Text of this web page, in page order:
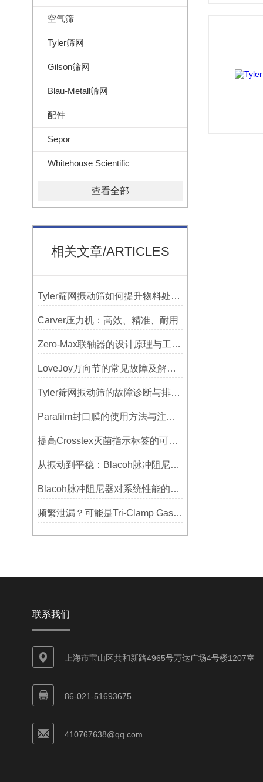
空气筛
Tyler筛网
Gilson筛网
Blau-Metall筛网
配件
Sepor
Whitehouse Scientific
查看全部
相关文章/ARTICLES
Tyler筛网振动筛如何提升物料处理能力
Carver压力机：高效、精准、耐用
Zero-Max联轴器的设计原理与工艺流程解析
LoveJoy万向节的常见故障及解决方案
Tyler筛网振动筛的故障诊断与排除方法总结
Parafilm封口膜的使用方法与注意事项
提高Crosstex灭菌指示标签的可见性和识别度的方法
从振动到平稳：Blacoh脉冲阻尼器在泵系统中的应用
Blacoh脉冲阻尼器对系统性能的影响分析
频繁泄漏？可能是Tri-Clamp Gasket垫圈安装的这5个误区导致的
联系我们
上海市宝山区共和新路4965号万达广场4号楼1207室
86-021-51693675
410767638@qq.com